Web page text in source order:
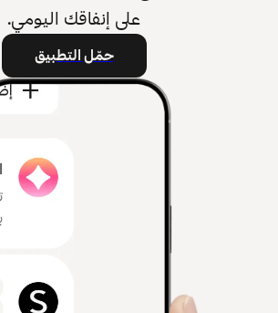
على إنفاقك اليومي.
حمّل التطبيق